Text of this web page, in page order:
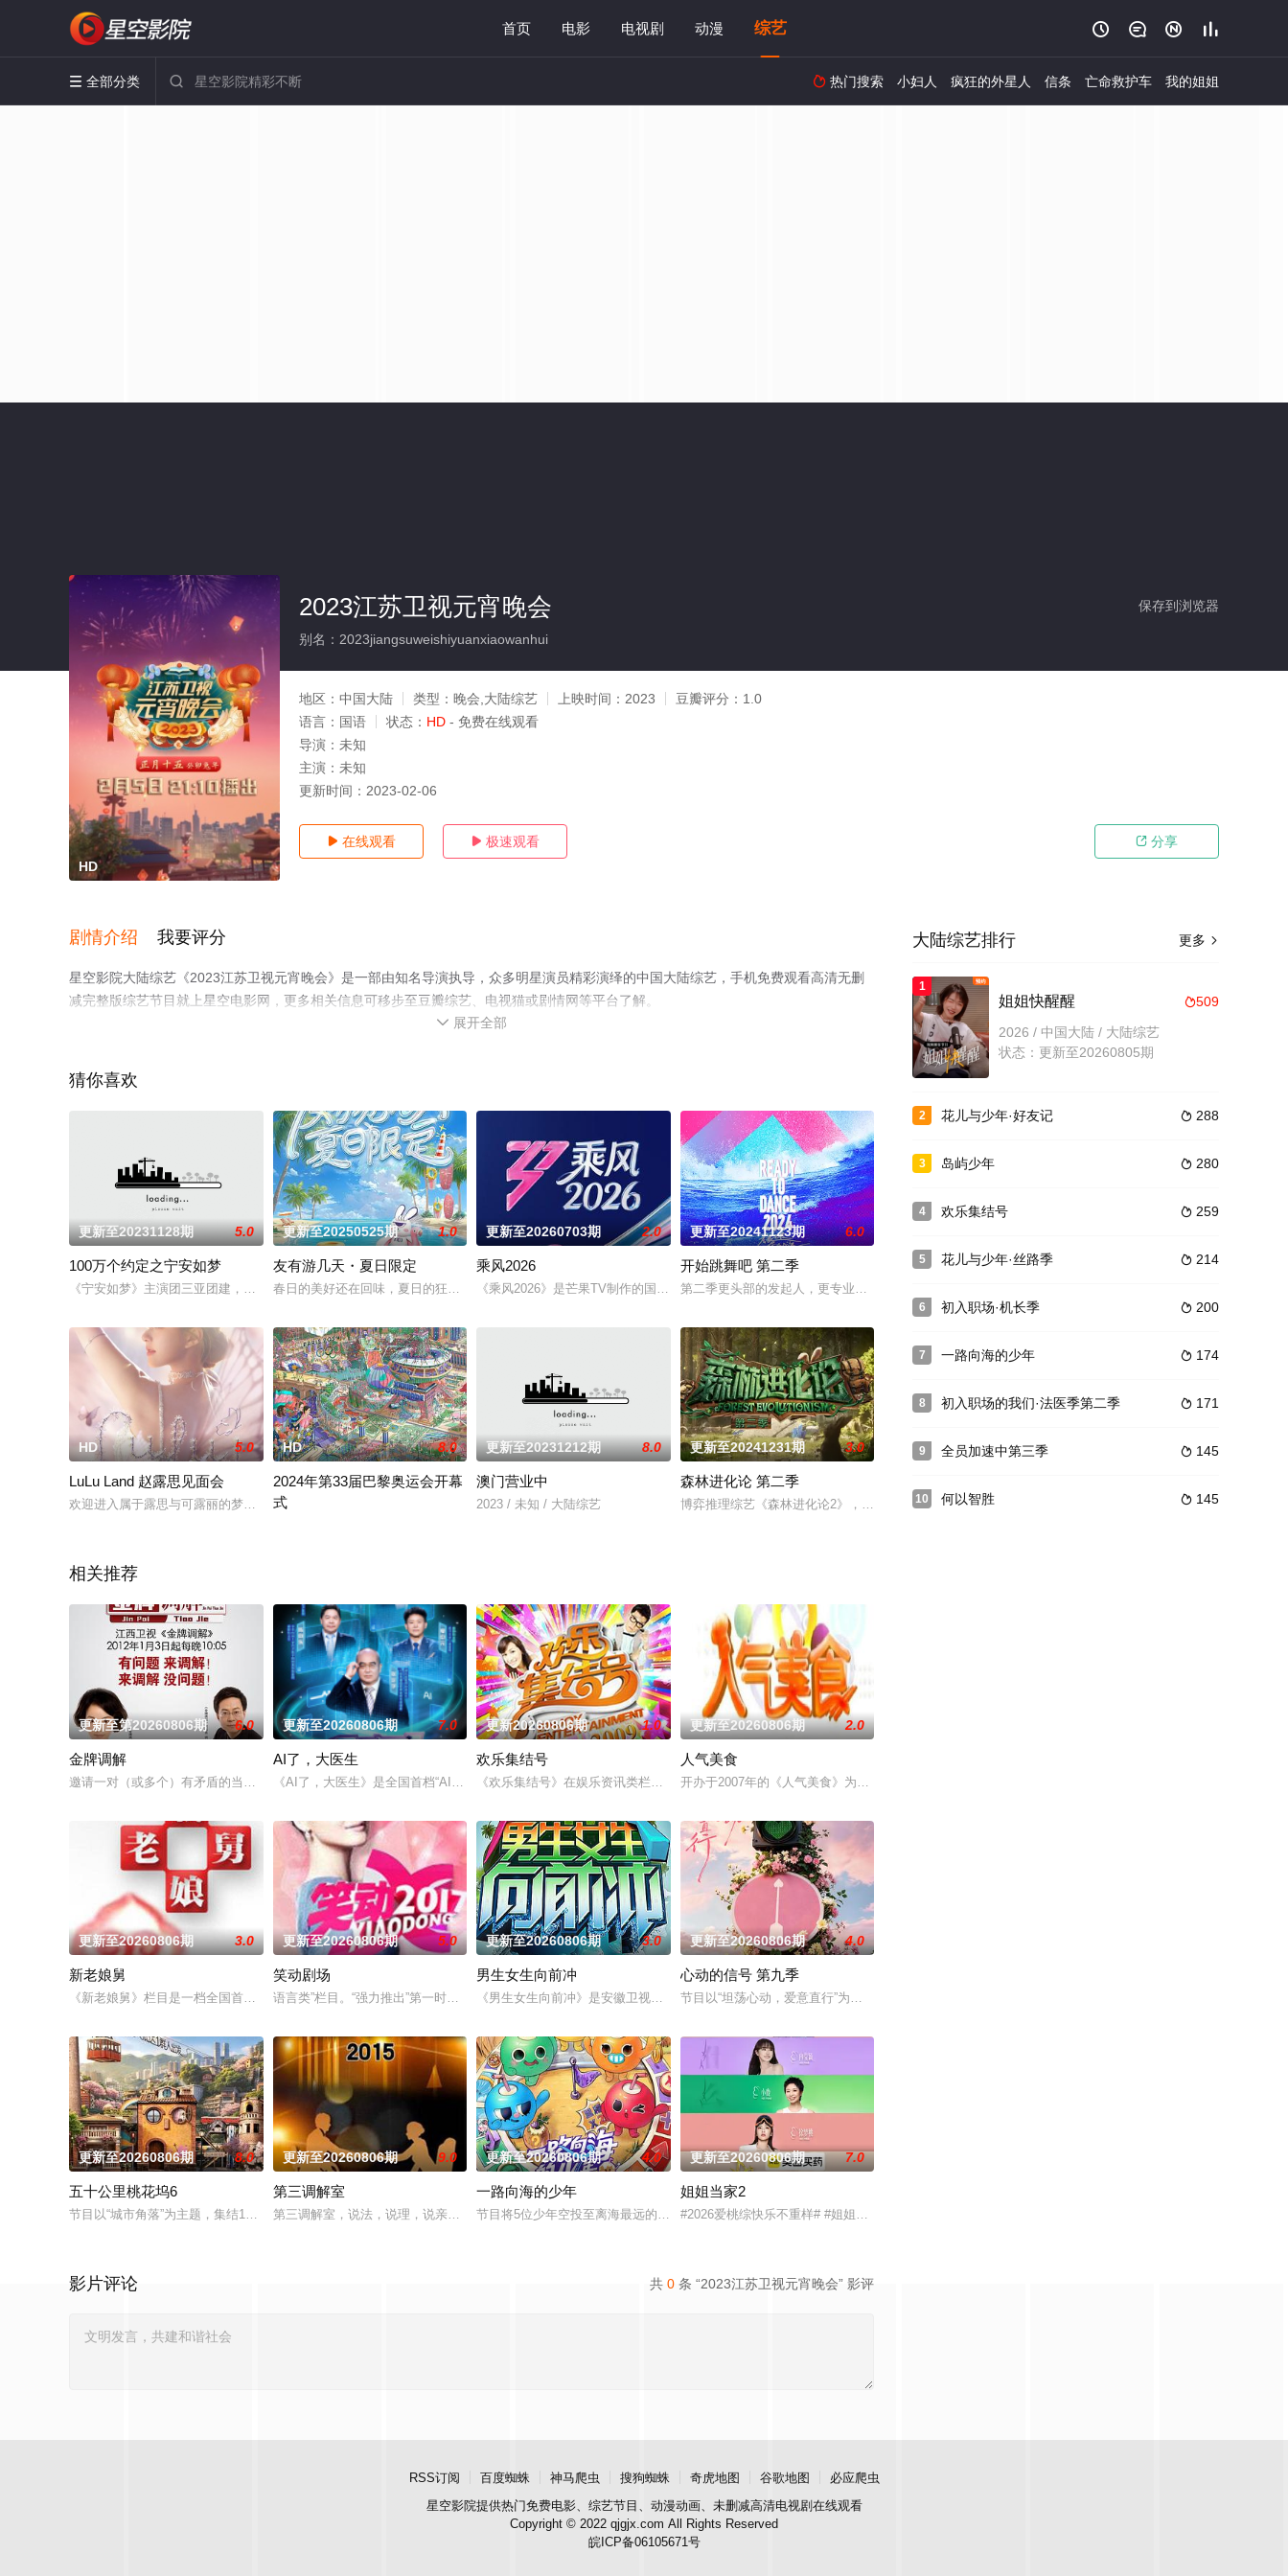
首页 电影 电视剧 动漫 综艺    
 全部分类   热门搜索 小妇人 疯狂的外星人 信条 亡命救护车 我的姐姐
HD
保存到浏览器
2023江苏卫视元宵晚会
别名：2023jiangsuweishiyuanxiaowanhui
地区： 中国大陆 类型： 晚会,大陆综艺 上映时间： 2023 豆瓣评分： 1.0
语言： 国语 状态： HD - 免费在线观看
导演： 未知
主演： 未知
更新时间： 2023-02-06
 在线观看  极速观看  分享
剧情介绍 我要评分
星空影院大陆综艺《2023江苏卫视元宵晚会》是一部由知名导演执导，众多明星演员精彩演绎的中国大陆综艺，手机免费观看高清无删
减完整版综艺节目就上星空电影网，更多相关信息可移步至豆瓣综艺、电视猫或剧情网等平台了解。
 展开全部
猜你喜欢
更新至20231128期 5.0
100万个约定之宁安如梦
《宁安如梦》主演团三亚团建，完成宁檬果的心愿~
更新至20250525期 1.0
友有游几天・夏日限定
春日的美好还在回味，夏日的狂欢已悄然来袭，一场颠覆现实的冒险在38°C高温中翻腾！工作生活忙碌之余，不管“游”几天、不管“有”哪几位，只
更新至20260703期 2.0
乘风2026
《乘风2026》是芒果TV制作的国际女性文化交流与音乐竞演综艺节目，2025年10月28日，该节目在芒果TV秋季招商大会亮相，被列入平台
更新至20241123期 6.0
开始跳舞吧 第二季
第二季更头部的发起人，更专业的创意舞台总监，更破圈的厂牌矩阵，更多街舞圈顶级厂牌。后浪无畏奔涌入
HD 5.0
LuLu Land 赵露思见面会
欢迎进入属于露思与可露丽的梦幻仙境 「LULU LAND」赵露思见面会 11 月 9 日准时相约！
HD 8.0
2024年第33届巴黎奥运会开幕
式
更新至20231212期 8.0
澳门营业中
2023 / 未知 / 大陆综艺
更新至20241231期 3.0
森林进化论 第二季
博弈推理综艺《森林进化论2》，将邀请各界优秀青年参加，以紧张刺激的推理赛制模式推进，倾力打造沉浸
相关推荐
更新至第20260806期 6.0
金牌调解
邀请一对（或多个）有矛盾的当事人进入演播室，主持人和人民调解员现场为当事人排忧解难，通过节目告诉观众面对纠纷的智慧和解决矛盾的艺术，将真
更新至20260806期 7.0
AI了，大医生
《AI了，大医生》是全国首档“AI+医学”全媒体健康科普节目，第一季大咖季由湖北广播电视台联合湖北省医师协会策划推出，“人民英雄”国家荣
更新20260806期 1.0
欢乐集结号
《欢乐集结号》在娱乐资讯类栏目中一枝独秀，领跑全国，是辽宁卫视唯一一档以报道娱乐动态、解读文化现象、重温经典作品为内容的专题栏目
更新至20260806期 2.0
人气美食
开办于2007年的《人气美食》为美食榜单、人气小店、民间美食、烹饪厨艺和饮食风俗为主要内容的美食文化
更新至20260806期 3.0
新老娘舅
《新老娘舅》栏目是一档全国首创的调解类谈话节目，由新娱乐和上海市司法局联合制作。节目以调解百姓纠纷、营造和谐社会为宗旨，用老百姓喜闻乐见
更新至20260806期 5.0
笑动剧场
语言类”栏目。“强力推出”第一时段，独创“幽默评书”打造北京风格，“坚守稳固”第二时段，坚持有“亲和力”的专业化道路，“独具匠心”年轻时
更新至20260806期 3.0
男生女生向前冲
《男生女生向前冲》是安徽卫视的一档全民榜样健身节目。从2010年开始，《男生女生向前冲》已经连续播出三年，形成了自身的品牌规模效应，
更新至20260806期 4.0
心动的信号 第九季
节目以“坦荡心动，爱意直行”为核心主题，聚焦真诚直白的新式恋爱，告别无效拉扯，走进心动小屋，见证单
更新至20260806期 8.0
五十公里桃花坞6
节目以“城市角落”为主题，集结15位多元坞民通过21天的共同生活与亲手建造，探索"在不够理想的环境中，如何创造理想生活&quo
更新至20260806期 9.0
第三调解室
第三调解室，说法，说理，说亲情。第三调解室是国内第一档具有法律效力的排解矛盾、化解纠纷的电视节目。节目将司法局的人民调解室，公安局的联合
更新至20260806期 4.0
一路向海的少年
节目将5位少年空投至离海最远的大陆腹地，他们只有一辆车和一车椰子们，通过在途径补给站完成挑战任务，获取里程盲盒，一路向海，最终解锁
更新至20260806期 7.0
姐姐当家2
#2026爱桃综快乐不重样# #姐姐当家# 第二季惊喜回归，看姐姐们如何见招拆招，畅聊人生的酸甜苦辣。观察
共 0 条 “2023江苏卫视元宵晚会” 影评
影片评论
更多 
大陆综艺排行
1
509
姐姐快醒醒
2026 / 中国大陆 / 大陆综艺
状态：更新至20260805期
2  288
花儿与少年·好友记
3  280
岛屿少年
4  259
欢乐集结号
5  214
花儿与少年·丝路季
6  200
初入职场·机长季
7  174
一路向海的少年
8  171
初入职场的我们·法医季第二季
9  145
全员加速中第三季
10  145
何以智胜
RSS订阅 百度蜘蛛 神马爬虫 搜狗蜘蛛 奇虎地图 谷歌地图
必应爬虫
星空影院提供热门免费电影、综艺节目、动漫动画、未删减高清电视剧在线观看
Copyright © 2022 qjgjx.com All Rights Reserved
皖ICP备06105671号